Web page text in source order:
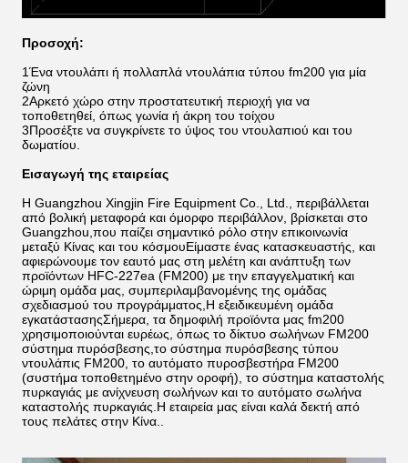
Προσοχή:
1Ένα ντουλάπι ή πολλαπλά ντουλάπια τύπου fm200 για μία
ζώνη
2Αρκετό χώρο στην προστατευτική περιοχή για να
τοποθετηθεί, όπως γωνία ή άκρη του τοίχου
3Προσέξτε να συγκρίνετε το ύψος του ντουλαπιού και του
δωματίου.
Εισαγωγή της εταιρείας
Η Guangzhou Xingjin Fire Equipment Co., Ltd., περιβάλλεται
από βολική μεταφορά και όμορφο περιβάλλον, βρίσκεται στο
Guangzhou,που παίζει σημαντικό ρόλο στην επικοινωνία
μεταξύ Κίνας και του κόσμουΕίμαστε ένας κατασκευαστής, και
αφιερώνουμε τον εαυτό μας στη μελέτη και ανάπτυξη των
προϊόντων HFC-227ea (FM200) με την επαγγελματική και
ώριμη ομάδα μας, συμπεριλαμβανομένης της ομάδας
σχεδιασμού του προγράμματος,Η εξειδικευμένη ομάδα
εγκατάστασηςΣήμερα, τα δημοφιλή προϊόντα μας fm200
χρησιμοποιούνται ευρέως, όπως το δίκτυο σωλήνων FM200
σύστημα πυρόσβεσης,το σύστημα πυρόσβεσης τύπου
ντουλάπις FM200, το αυτόματο πυροσβεστήρα FM200
(συστήμα τοποθετημένο στην οροφή), το σύστημα καταστολής
πυρκαγιάς με ανίχνευση σωλήνων και το αυτόματο σωλήνα
καταστολής πυρκαγιάς.Η εταιρεία μας είναι καλά δεκτή από
τους πελάτες στην Κίνα..